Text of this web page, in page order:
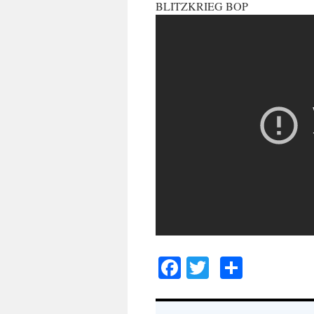
BLITZKRIEG BOP
Facebook
Twitter